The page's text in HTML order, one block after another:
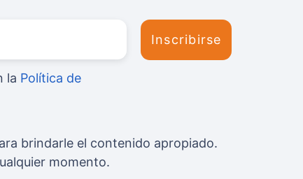
la Política de
brindarle el contenido apropiado.
momento.